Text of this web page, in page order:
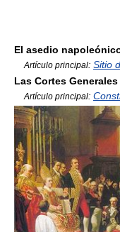
El asedio
Artículo principal: Sitio
Las Cortes Generales
Artículo principal: